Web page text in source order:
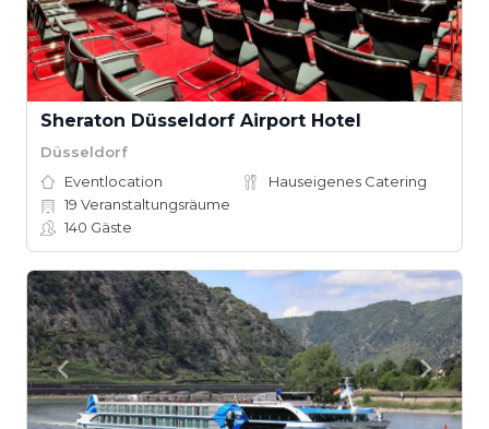
Sheraton Düsseldorf Airport Hotel
Düsseldorf
Eventlocation
Hauseigenes Catering
19 Veranstaltungsräume
140 Gäste